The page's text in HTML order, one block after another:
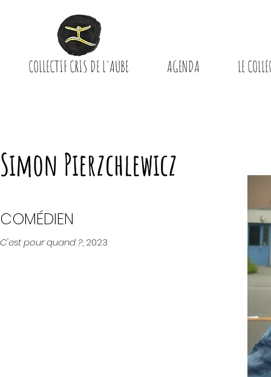
COLLECTIF CRIS DE L'AUBE AGENDA LE
Simon Pierzchlewicz
COMÉDIEN
C'est pour quand ?, 2023